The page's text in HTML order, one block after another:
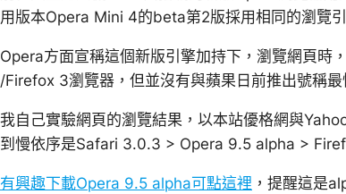
用版本Opera Mini 4的beta第2版採用相同的瀏覽引
Opera方面宣稱這個新版引擎加持下，瀏覽網頁時
/Firefox 3瀏覽器，但並沒有與蘋果日前推出號稱
我自己實驗網頁的瀏覽結果，以本站優格網與
到慢依序是Safari 3.0.3 > Opera 9.5 alpha >
有興趣下載Opera 9.5 alpha可點這裡 ，提醒這是